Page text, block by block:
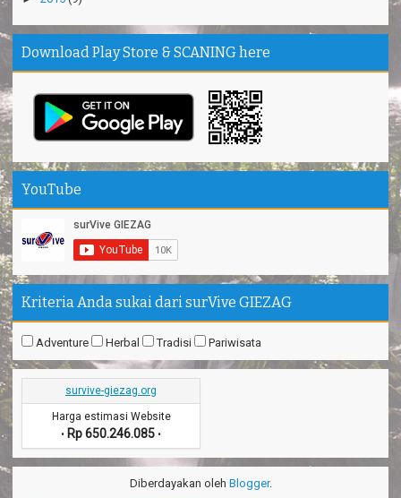
Download Play Store & SCANING here
YouTube
Kriteria Anda sukai dari surVive GIEZAG
survive-giezag.org
Harga estimasi Website
•Rp 650.246.085•
Diberdayakan oleh